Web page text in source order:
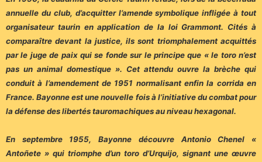
annuelle du club, d’acquitter l’amende symbolique infligée à tout
organisateur taurin en application de la loi Grammont. Cités à
comparaître devant la justice, ils sont triomphalement acquittés
par le juge de paix qui se fonde sur le principe que « le toro n’est
pas un animal domestique ». Cet attendu ouvre la brèche qui
conduit à l’amendement de 1951 normalisant enfin la corrida en
France. Bayonne est une nouvelle fois à l’initiative du combat pour
la défense des libertés tauromachiques au niveau hexagonal.
En septembre 1955, Bayonne découvre Antonio Chenel «
Antoñete » qui triomphe d’un toro d’Urquijo, signant une œuvre